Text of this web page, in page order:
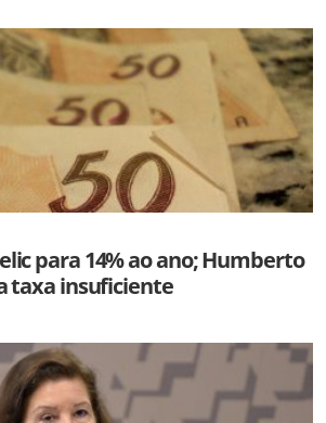
para 14% ao ano; Humberto
taxa insuficiente